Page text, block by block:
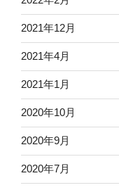
2021年12月
2021年4月
2021年1月
2020年10月
2020年9月
2020年7月